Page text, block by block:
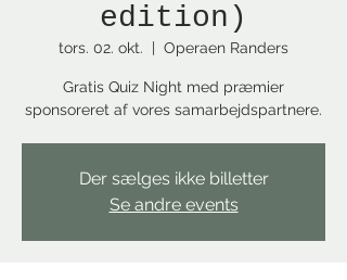
edition)
tors. 02. okt.
  |
Operaen Randers
Gratis Quiz Night med præmier
sponsoreret af vores samarbejdspartnere.
Der sælges ikke billetter
Se andre events